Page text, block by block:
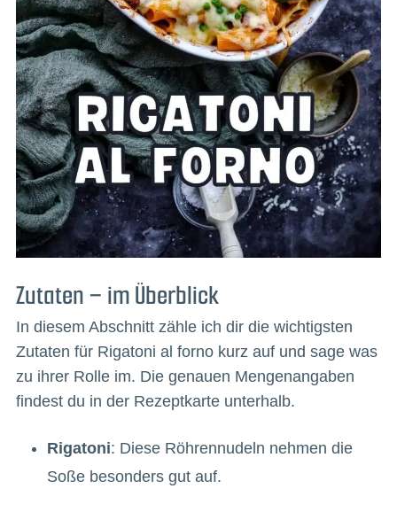
Zutaten – im Überblick
In diesem Abschnitt zähle ich dir die wichtigsten
Zutaten für Rigatoni al forno kurz auf und sage was
zu ihrer Rolle im. Die genauen Mengenangaben
findest du in der Rezeptkarte unterhalb.
Rigatoni: Diese Röhrennudeln nehmen die
Soße besonders gut auf.